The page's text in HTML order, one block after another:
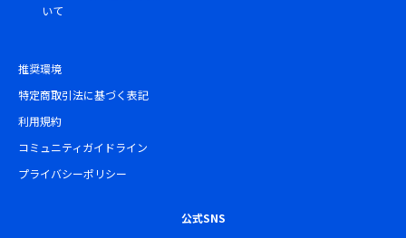
いて
推奨環境
特定商取引法に基づく表記
利用規約
コミュニティガイドライン
プライバシーポリシー
公式SNS